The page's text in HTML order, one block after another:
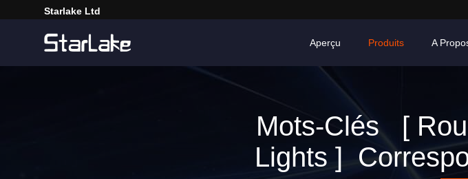
Starlake Ltd
Aperçu Produits A
Mots-Clés [
Lights ]